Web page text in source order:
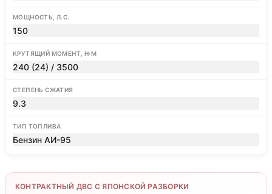
МОЩНОСТЬ, Л.С.
150
КРУТЯЩИЙ МОМЕНТ, Н·М
240 (24) / 3500
СТЕПЕНЬ СЖАТИЯ
9.3
ТИП ТОПЛИВА
Бензин АИ-95
КОНТРАКТНЫЙ ДВС С ЯПОНСКОЙ РАЗБОРКИ